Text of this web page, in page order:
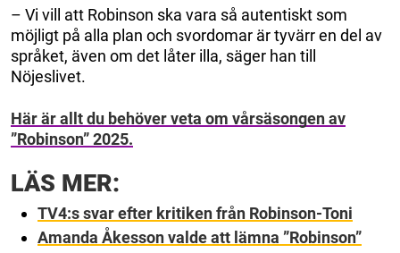
– Vi vill att Robinson ska vara så autentiskt som
möjligt på alla plan och svordomar är tyvärr en del av
språket, även om det låter illa, säger han till
Nöjeslivet.
Här är allt du behöver veta om vårsäsongen av
”Robinson” 2025.
LÄS MER:
TV4:s svar efter kritiken från Robinson-Toni
Amanda Åkesson valde att lämna ”Robinson”